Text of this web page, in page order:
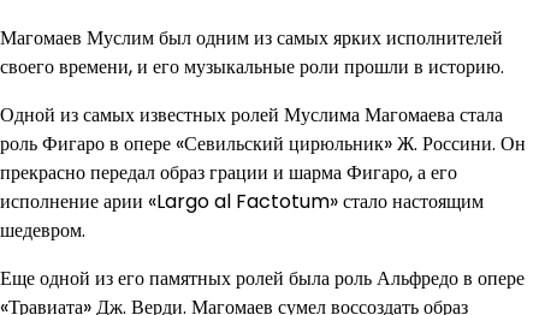
Магомаев Муслим был одним из самых ярких исполнителей
своего времени, и его музыкальные роли прошли в историю.
Одной из самых известных ролей Муслима Магомаева стала
роль Фигаро в опере «Севильский цирюльник» Ж. Россини. Он
прекрасно передал образ грации и шарма Фигаро, а его
исполнение арии «Largo al Factotum» стало настоящим
шедевром.
Еще одной из его памятных ролей была роль Альфредо в опере
«Травиата» Дж. Верди. Магомаев сумел воссоздать образ